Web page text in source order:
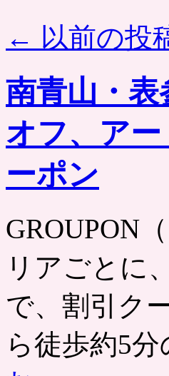
← 以前の投
南青山・
オフ、ア
ーポン
GROUPON
リアごとに
で、割引ク
ら徒歩約5